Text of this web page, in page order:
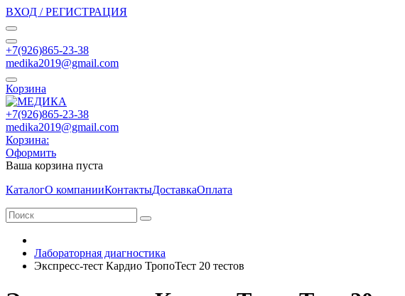
ВХОД / РЕГИСТРАЦИЯ
+7(926)865-23-38
medika2019@gmail.com
Корзина
+7(926)865-23-38
medika2019@gmail.com
Корзина:
Оформить
Ваша корзина пуста
КаталогО компанииКонтактыДоставкаОплата
Лабораторная диагностика
Экспресс-тест Кардио ТропоТест 20 тестов